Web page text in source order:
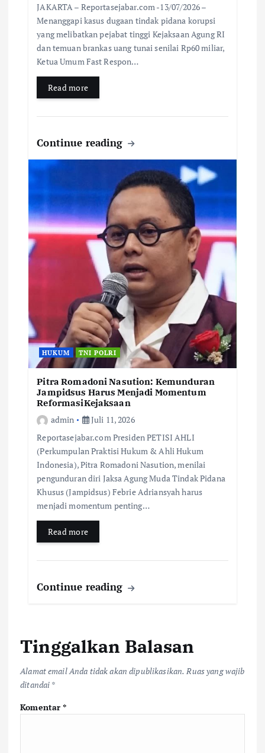
JAKARTA – Reportasejabar.com -13/07/2026 –
Menanggapi kasus dugaan tindak pidana korupsi
yang melibatkan pejabat tinggi Kejaksaan Agung RI
dan temuan brankas uang tunai senilai Rp60 miliar,
Ketua Umum Fast Respon…
Read more
Continue reading
HUKUM TNI POLRI
Pitra Romadoni Nasution: Kemunduran
Jampidsus Harus Menjadi Momentum
ReformasiKejaksaan
admin
Juli 11, 2026
Reportasejabar.com Presiden PETISI AHLI
(Perkumpulan Praktisi Hukum & Ahli Hukum
Indonesia), Pitra Romadoni Nasution, menilai
pengunduran diri Jaksa Agung Muda Tindak Pidana
Khusus (Jampidsus) Febrie Adriansyah harus
menjadi momentum penting…
Read more
Continue reading
Tinggalkan Balasan
Alamat email Anda tidak akan dipublikasikan. Ruas yang wajib
ditandai *
Komentar*